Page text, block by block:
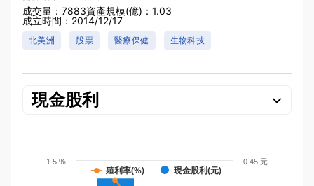
成交量：7883資產規模(億)：1.03
成立時間：2014/12/17
北美洲 股票 醫療保健 生物科技
現金股利
殖利率(%) 現金股利(元)
1.5 % 0.45 元